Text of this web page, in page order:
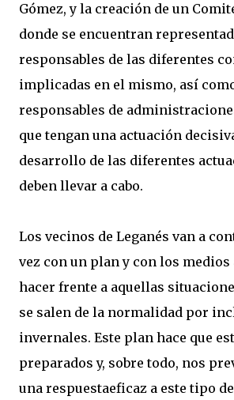
Gómez, y la creación de un
donde se encuentran
responsables de las diferentes
implicadas en el mismo, así
responsables de
que tengan una actuación
desarrollo de las diferentes
deben llevar a cabo.
Los vecinos de Leganés van a
vez con un plan y con los medios
hacer frente a aquellas
se salen de la normalidad por
invernales. Este plan hace que
preparados y, sobre todo, nos
una respuestaeficaz a este tipo